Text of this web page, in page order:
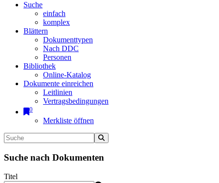
Suche
einfach
komplex
Blättern
Dokumenttypen
Nach DDC
Personen
Bibliothek
Online-Katalog
Dokumente einreichen
Leitlinien
Vertragsbedingungen
0
Merkliste öffnen
Suche nach Dokumenten
Titel